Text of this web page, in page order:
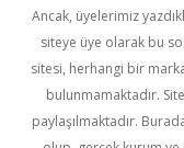
Ancak, üyelerimiz
siteye üye olarak bu
sitesi, herhangi bir
bulunmamaktadır.
paylaşılmaktadır.